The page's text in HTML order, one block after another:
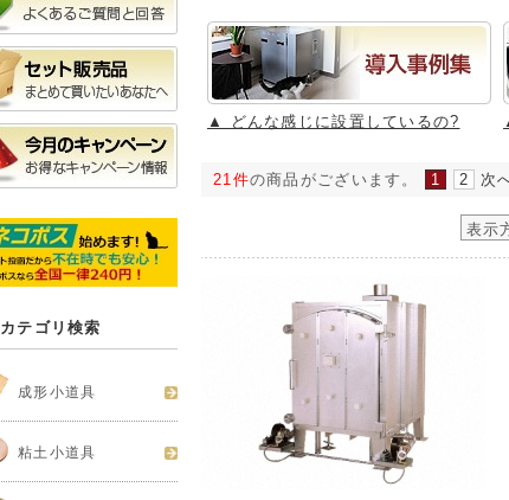
▲ どんな感じに設置しているの?
21件の商品がございます。 1 2 次
表示
カテゴリ検索
成形小道具
粘土小道具